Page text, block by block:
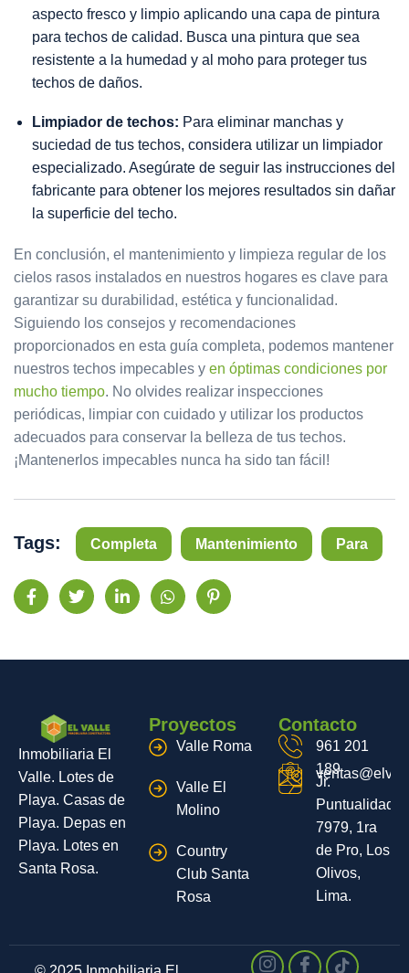
aspecto fresco y limpio aplicando una capa de pintura
para techos de calidad. Busca una pintura que sea
resistente a la humedad y al moho para proteger tus
techos de daños.
Limpiador de techos: Para eliminar manchas y
suciedad de tus techos, considera utilizar un limpiador
especializado. Asegúrate de seguir las instrucciones del
fabricante para obtener los mejores resultados sin dañar
la superficie del techo.
En conclusión, el mantenimiento y limpieza regular de los
cielos rasos instalados en nuestros hogares es clave para
garantizar su durabilidad, estética y funcionalidad.
Siguiendo los consejos y recomendaciones
proporcionados en esta guía completa, podemos mantener
nuestros techos impecables y en óptimas condiciones por
mucho tiempo. No olvides realizar inspecciones
periódicas, limpiar con cuidado y utilizar los productos
adecuados para conservar la belleza de tus techos.
¡Mantenerlos impecables nunca ha sido tan fácil!
Tags: Completa Mantenimiento Para
Inmobiliaria El
Valle. Lotes de
Playa. Casas de
Playa. Depas en
Playa. Lotes en
Santa Rosa.
Proyectos
Valle Roma
Valle El
Molino
Country
Club Santa
Rosa
Contacto
961 201
189
Jr.
Puntualidad
7979, 1ra
de Pro, Los
Olivos,
Lima.